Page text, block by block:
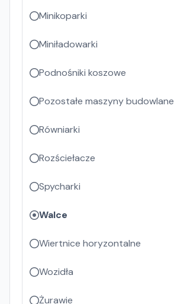
Minikoparki
Miniładowarki
Podnośniki koszowe
Pozostałe maszyny budowlane
Równiarki
Rozściełacze
Spycharki
Walce
Wiertnice horyzontalne
Wozidła
Żurawie